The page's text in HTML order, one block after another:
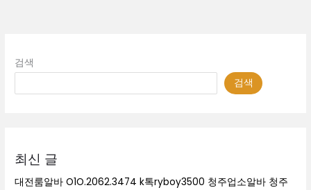
검색
검색
최신 글
대전룸알바 O1O.2062.3474 k톡ryboy3500 청주업소알바 청주